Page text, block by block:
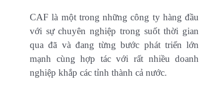
CAF là một trong những công ty hàng đầu
với sự chuyên nghiệp trong suốt thời gian
qua đã và đang từng bước phát triển lớn
mạnh cùng hợp tác với rất nhiều doanh
nghiệp khắp các tỉnh thành cả nước.